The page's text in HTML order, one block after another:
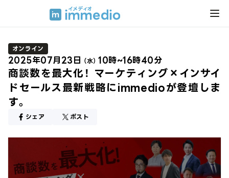
オンライン
2025年07月23日 （水） 10時~16時40分
商談数を最大化！ マーケティング×インサイ
ドセールス最新戦略にimmedioが登壇しま
す。
シェア ポスト